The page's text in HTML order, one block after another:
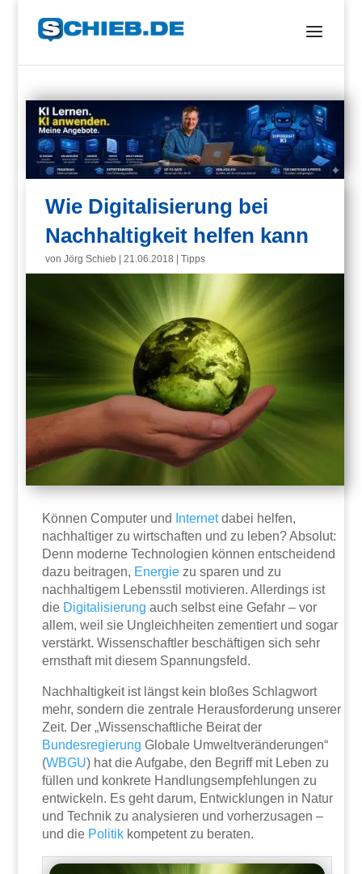
Wie Digitalisierung bei
Nachhaltigkeit helfen kann
vonJörg Schieb |21.06.2018 |Tipps
Können Computer und Internetdabei helfen,
nachhaltiger zu wirtschaften und zu leben? Absolut:
Denn moderne Technologien können entscheidend
dazu beitragen, Energie zu sparen und zu
nachhaltigem Lebensstil motivieren. Allerdings ist
die Digitalisierung auch selbst eine Gefahr – vor
allem, weil sie Ungleichheiten zementiert und sogar
verstärkt. Wissenschaftler beschäftigen sich sehr
ernsthaft mit diesem Spannungsfeld.
Nachhaltigkeit ist längst kein bloßes Schlagwort
mehr, sondern die zentrale Herausforderung unserer
Zeit. Der „Wissenschaftliche Beirat der
Bundesregierung Globale Umweltveränderungen“
(WBGU) hat die Aufgabe, den Begriff mit Leben zu
füllen und konkrete Handlungsempfehlungen zu
entwickeln. Es geht darum, Entwicklungen in Natur
und Technik zu analysieren und vorherzusagen –
und die Politik kompetent zu beraten.